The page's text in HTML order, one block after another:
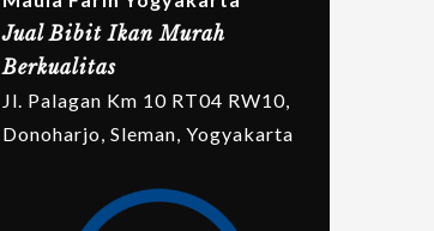
Jual Bibit Ikan Murah
Berkualitas
Jl. Palagan Km 10 RT04 RW10,
Donoharjo, Sleman, Yogyakarta